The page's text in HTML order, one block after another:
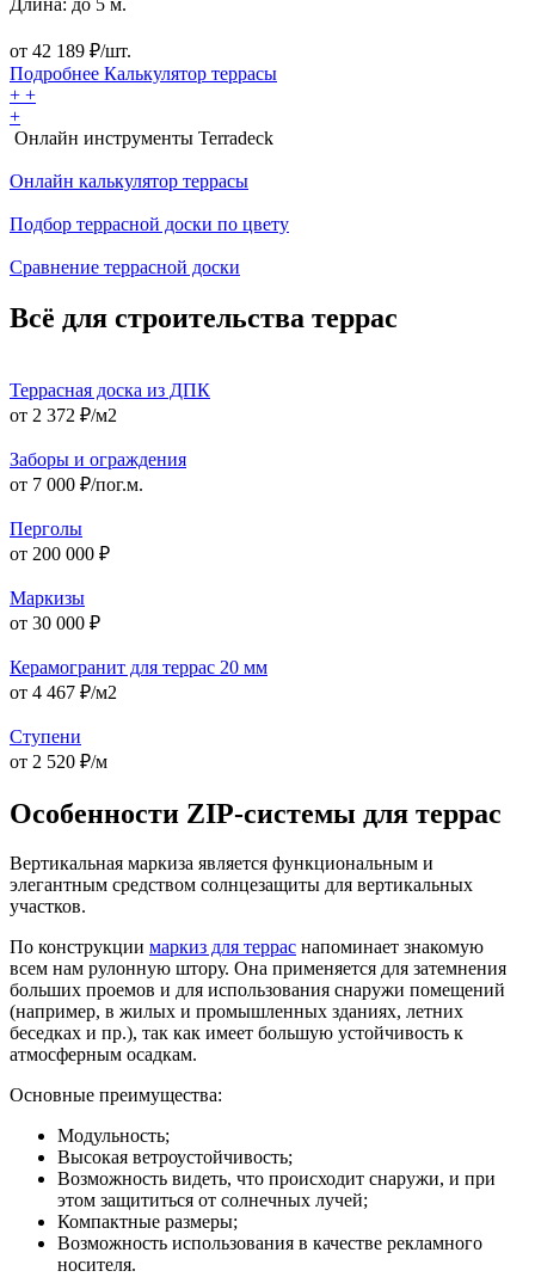
от 42 189 ₽/шт.
Подробнее Калькулятор террасы
+ +
+
Онлайн инструменты Terradeck
Онлайн калькулятор террасы
Подбор террасной доски по цвету
Сравнение террасной доски
Всё для строительства террас
Террасная доска из ДПК
от 2 372 ₽/м2
Заборы и ограждения
от 7 000 ₽/пог.м.
Перголы
от 200 000 ₽
Маркизы
от 30 000 ₽
Керамогранит для террас 20 мм
от 4 467 ₽/м2
Ступени
от 2 520 ₽/м
Особенности ZIP-системы для террас
Вертикальная маркиза является функциональным и
элегантным средством солнцезащиты для вертикальных
участков.
По конструкции маркиз для террас напоминает знакомую
всем нам рулонную штору. Она применяется для затемнения
больших проемов и для использования снаружи помещений
(например, в жилых и промышленных зданиях, летних
беседках и пр.), так как имеет большую устойчивость к
атмосферным осадкам.
Основные преимущества:
Модульность;
Высокая ветроустойчивость;
Возможность видеть, что происходит снаружи, и при
этом защититься от солнечных лучей;
Компактные размеры;
Возможность использования в качестве рекламного
носителя.